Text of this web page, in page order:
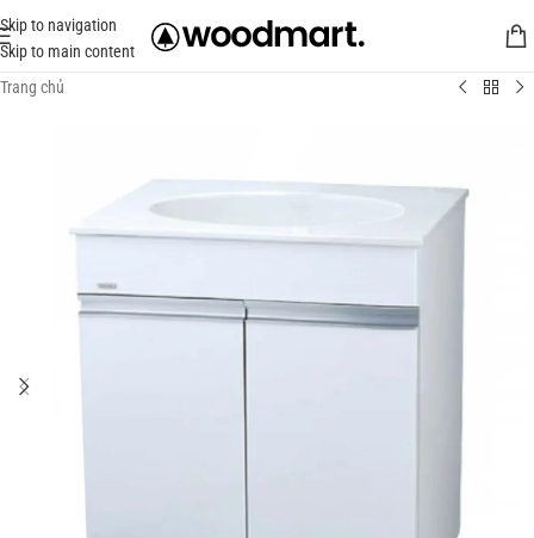
Skip to navigation
Skip to main content
Trang chủ